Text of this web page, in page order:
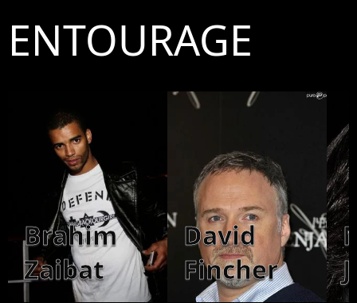
ENTOURAGE
Brahim
Zaibat
David
Fincher